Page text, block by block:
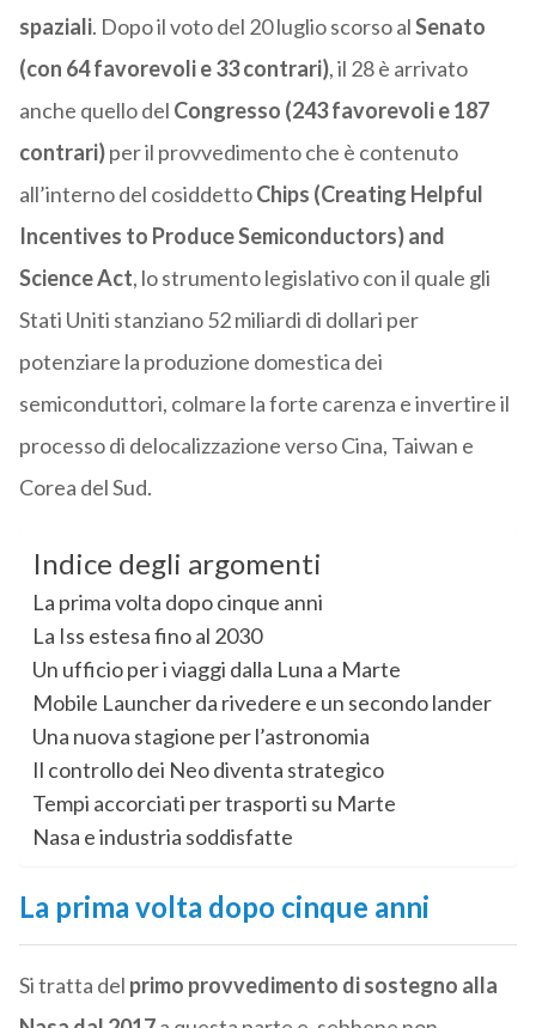
spaziali. Dopo il voto del 20 luglio scorso alSenato
(con 64 favorevoli e 33 contrari), il 28 è arrivato
anche quello del Congresso (243 favorevoli e 187
contrari)per il provvedimento che è contenuto
all’interno del cosiddettoChips (Creating Helpful
Incentives to Produce Semiconductors) and
Science Act, lo strumento legislativo con il quale gli
Stati Uniti stanziano 52 miliardi di dollari per
potenziare la produzione domestica dei
semiconduttori, colmare la forte carenza e invertire il
processo di delocalizzazione verso Cina, Taiwan e
Corea del Sud.
Indice degli argomenti
La prima volta dopo cinque anni
La Iss estesa fino al 2030
Un ufficio per i viaggi dalla Luna a Marte
Mobile Launcher da rivedere e un secondo lander
Una nuova stagione per l’astronomia
Il controllo dei Neo diventa strategico
Tempi accorciati per trasporti su Marte
Nasa e industria soddisfatte
La prima volta dopo cinque anni
Si tratta del primo provvedimento di sostegno alla